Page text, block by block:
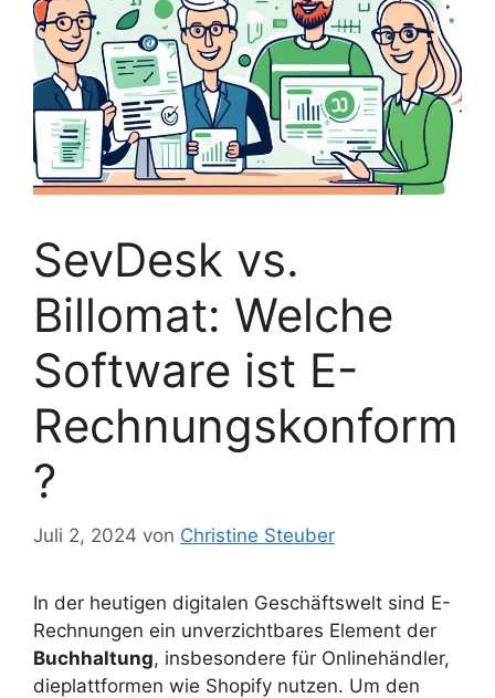
SevDesk vs.
Billomat: Welche
Software ist E-
Rechnungskonform
?
Juli 2, 2024 von Christine Steuber
In der heutigen digitalen Geschäftswelt sind E-
Rechnungen ein unverzichtbares Element der
Buchhaltung, insbesondere für Onlinehändler,
dieplattformen wie Shopify nutzen. Um den